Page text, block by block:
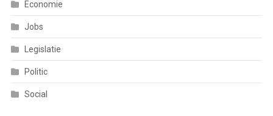
Economie
Jobs
Legislatie
Politic
Social